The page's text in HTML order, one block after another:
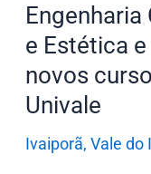
Engenharia
e Estética
novos
Univale
Ivaiporã, Vale do
cursos
presenciais
da
Univale